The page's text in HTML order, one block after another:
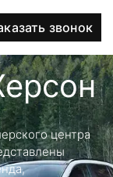
звонок
центра